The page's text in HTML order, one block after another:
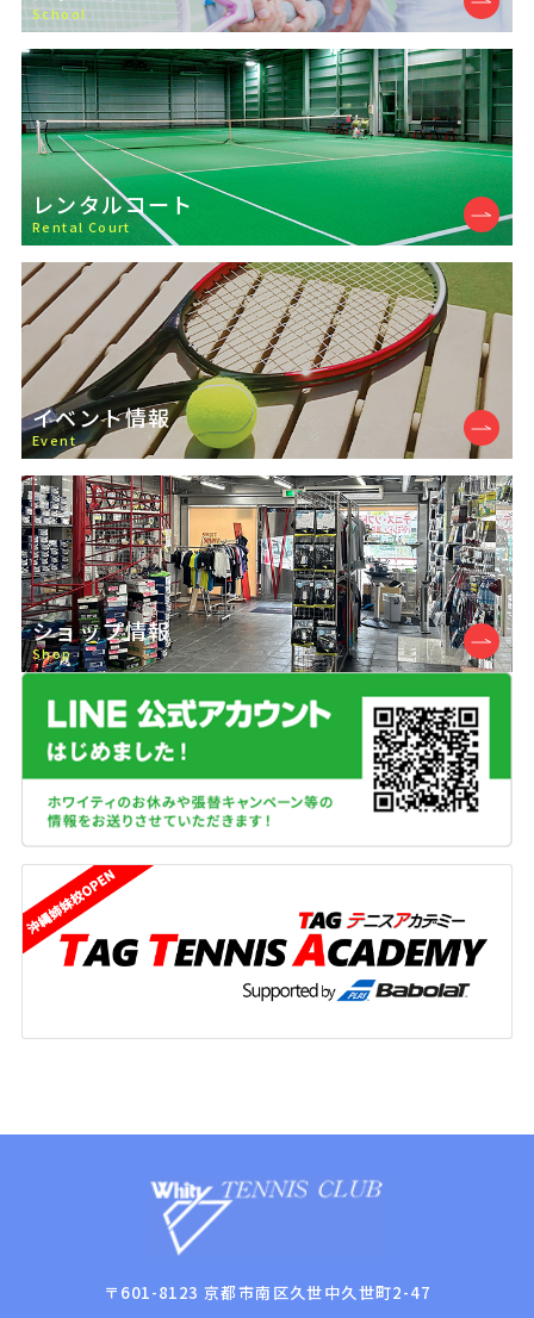
レッスンは**8月17日（月）**より通常どおり
開講いたします。
休校期間中にいただいたお問い合わせにつきま
しては、営業再開後、順次対応させていただき
ます。
皆様にはご不便をお掛けいたしますが、何卒ご
理解とご協力のほどよろしくお願いいたしま
す。
2026.8.1
クレジットカード決済再開のお知らせ
平素より当店をご利用いただき、誠にありがと
うございます。
これまでクレジットカード決済をご利用いただ
けない状況となり、お客様には大変ご不便・ご
迷惑をお掛けいたしましたことをお詫び申し上
げます。
このたび、Visa・Mastercardでのクレジ
ましたので、お知らせいたします。
なお、その他のブランドにつきましては、現在
準備を進めております。ご利用可能になり次
第、改めてご案内いたします。
今後ともどうぞよろしくお願いいたします。
School
レンタルコート
Rental Court
イベント情報
Event
ショップ情報
Shop
〒601-8123 京都市南区久世中久世町2-47